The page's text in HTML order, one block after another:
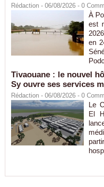
Rédaction - 06/08/2026 - 0
À
est
en
Tivaouane : le nouvel
Sy ouvre ses services
Rédaction - 06/08/2026 - 0
Le
El